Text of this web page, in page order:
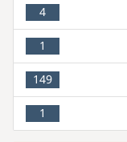
4
1
149
1